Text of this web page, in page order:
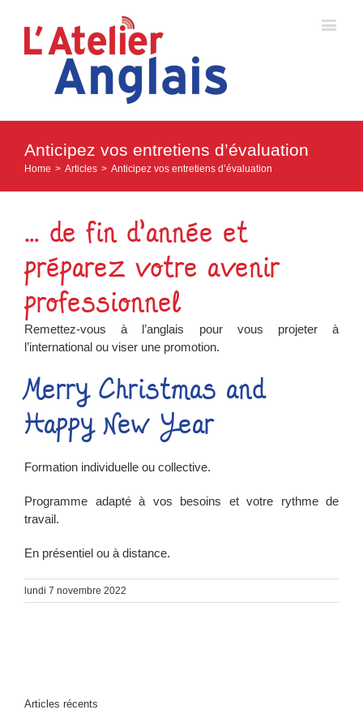
Anticipez vos entretiens d’évaluation
Home > Articles > Anticipez vos entretiens d’évaluation
… de fin d’année et
préparez votre avenir
professionnel
Remettez-vous à l’anglais pour vous projeter à
l’international ou viser une promotion.
Merry Christmas and
Happy New Year
Formation individuelle ou collective.
Programme adapté à vos besoins et votre rythme de
travail.
En présentiel ou à distance.
lundi 7 novembre 2022
Articles récents